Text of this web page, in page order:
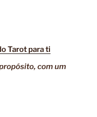
Tarot para ti
com um